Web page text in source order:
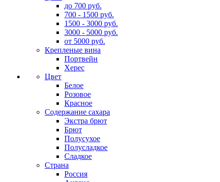
до 700 руб.
700 - 1500 руб.
1500 - 3000 руб.
3000 - 5000 руб.
от 5000 руб.
Крепленые вина
Портвейн
Херес
Цвет
Белое
Розовое
Красное
Содержание сахара
Экстра брют
Брют
Полусухое
Полусладкое
Сладкое
Страна
Россия